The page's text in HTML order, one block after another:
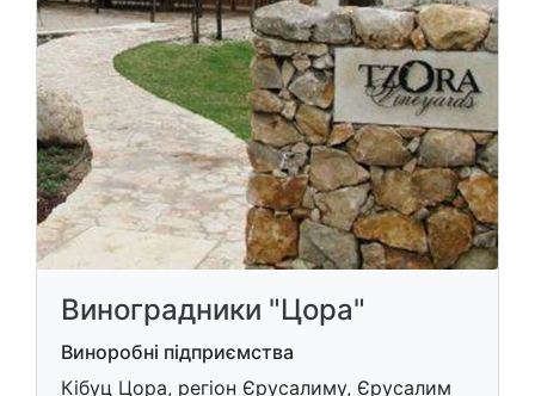
Виноградники "Цора"
Виноробні підприємства
Кібуц Цора, регіон Єрусалиму, Єрусалим